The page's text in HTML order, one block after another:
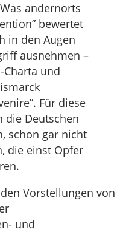
andernorts
bewertet
in den Augen
ausnehmen –
und
Für diese
die Deutschen
schon gar nicht
die einst Opfer
Vorstellungen von
und